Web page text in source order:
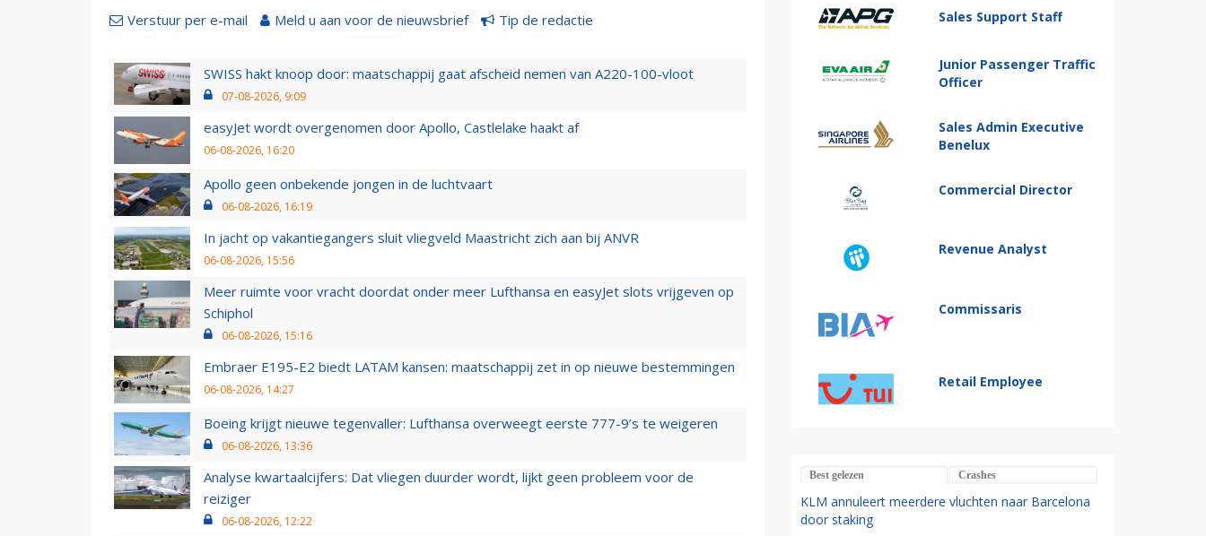
Verstuur per e-mail Meld u aan voor de nieuwsbrief Tip de redactie
SWISS hakt knoop door: maatschappij gaat afscheid nemen van A220-100-vloot
07-08-2026, 9:09
easyJet wordt overgenomen door Apollo, Castlelake haakt af
06-08-2026, 16:20
Apollo geen onbekende jongen in de luchtvaart
06-08-2026, 16:19
In jacht op vakantiegangers sluit vliegveld Maastricht zich aan bij ANVR
06-08-2026, 15:56
Meer ruimte voor vracht doordat onder meer Lufthansa en easyJet slots vrijgeven op
Schiphol
06-08-2026, 15:16
Embraer E195-E2 biedt LATAM kansen: maatschappij zet in op nieuwe bestemmingen
06-08-2026, 14:27
Boeing krijgt nieuwe tegenvaller: Lufthansa overweegt eerste 777-9’s te weigeren
06-08-2026, 13:36
Analyse kwartaalcijfers: Dat vliegen duurder wordt, lijkt geen probleem voor de
reiziger
06-08-2026, 12:22
Sales Support Staff
Junior Passenger Traffic
Officer
Sales Admin Executive
Benelux
Commercial Director
Revenue Analyst
Commissaris
Retail Employee
Best gelezen Crashes
KLM annuleert meerdere vluchten naar Barcelona
door staking